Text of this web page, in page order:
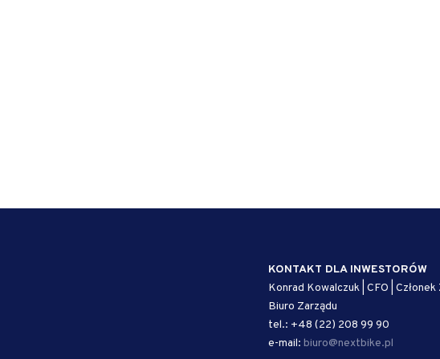
KONTAKT DLA INWESTORÓW
Konrad Kowalczuk | CFO | Członek
Biuro Zarządu
tel.: +48 (22) 208 99 90
e-mail: biuro@nextbike.pl